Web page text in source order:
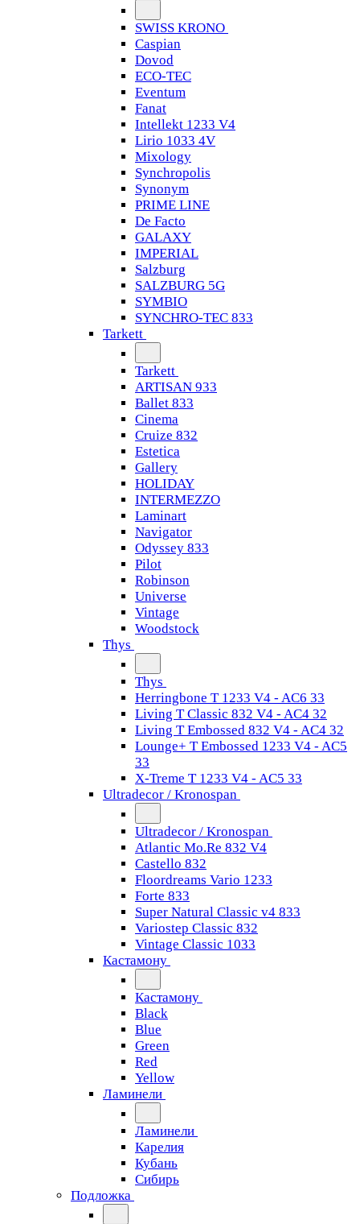
SWISS KRONO
Caspian
Dovod
ECO-TEC
Eventum
Fanat
Intellekt 1233 V4
Lirio 1033 4V
Mixology
Synchropolis
Synonym
PRIME LINE
De Facto
GALAXY
IMPERIAL
Salzburg
SALZBURG 5G
SYMBIO
SYNCHRO-TEC 833
Tarkett
Tarkett
ARTISAN 933
Ballet 833
Cinema
Cruize 832
Estetica
Gallery
HOLIDAY
INTERMEZZO
Laminart
Navigator
Odyssey 833
Pilot
Robinson
Universe
Vintage
Woodstock
Thys
Thys
Herringbone T 1233 V4 - AC6 33
Living T Classic 832 V4 - AC4 32
Living T Embossed 832 V4 - AC4 32
Lounge+ T Embossed 1233 V4 - AC5
33
X-Treme T 1233 V4 - AC5 33
Ultradecor / Kronospan
Ultradecor / Kronospan
Atlantic Mo.Re 832 V4
Castello 832
Floordreams Vario 1233
Forte 833
Super Natural Classic v4 833
Variostep Classic 832
Vintage Classic 1033
Кастамону
Кастамону
Black
Blue
Green
Red
Yellow
Ламинели
Ламинели
Карелия
Кубань
Сибирь
Подложка